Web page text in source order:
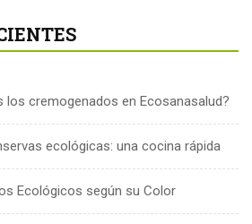
los cremogenados en Ecosanasalud?
ecológicas: una cocina rápida
Ecológicos según su Color